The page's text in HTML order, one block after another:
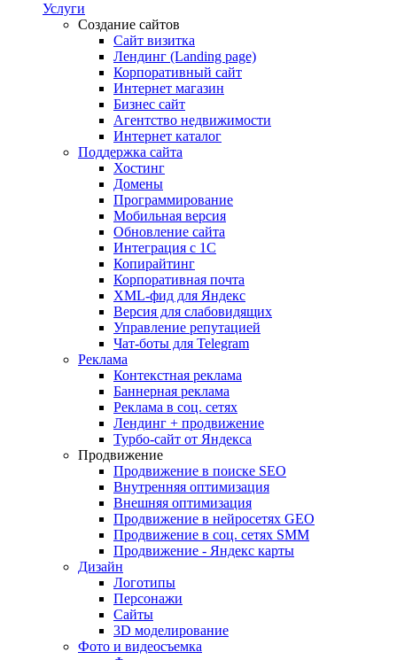
Услуги
Создание сайтов
Сайт визитка
Лендинг (Landing page)
Корпоративный сайт
Интернет магазин
Бизнес сайт
Агентство недвижимости
Интернет каталог
Поддержка сайта
Хостинг
Домены
Программирование
Мобильная версия
Обновление сайта
Интеграция с 1С
Копирайтинг
Корпоративная почта
XML-фид для Яндекс
Версия для слабовидящих
Управление репутацией
Чат-боты для Telegram
Реклама
Контекстная реклама
Баннерная реклама
Реклама в соц. сетях
Лендинг + продвижение
Турбо-сайт от Яндекса
Продвижение
Продвижение в поиске SEO
Внутренняя оптимизация
Внешняя оптимизация
Продвижение в нейросетях GEO
Продвижение в соц. сетях SMM
Продвижение - Яндекс карты
Дизайн
Логотипы
Персонажи
Сайты
3D моделирование
Фото и видеосъемка